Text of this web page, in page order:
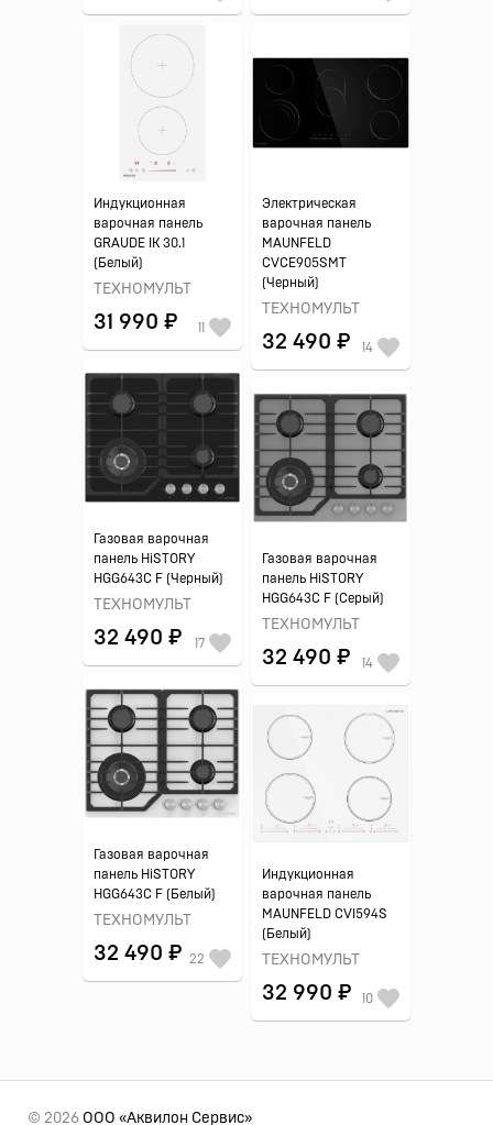
Индукционная
варочная панель
GRAUDE IK 30.1
(Белый)
ТЕХНОМУЛЬТ
31 990 ₽ 11
Электрическая
варочная панель
MAUNFELD
CVCE905SMT
(Черный)
ТЕХНОМУЛЬТ
32 490 ₽ 14
Газовая варочная
панель HiSTORY
HGG643C F (Черный)
ТЕХНОМУЛЬТ
32 490 ₽ 17
Газовая варочная
панель HiSTORY
HGG643C F (Серый)
ТЕХНОМУЛЬТ
32 490 ₽ 14
Газовая варочная
панель HiSTORY
HGG643C F (Белый)
ТЕХНОМУЛЬТ
32 490 ₽ 22
Индукционная
варочная панель
MAUNFELD CVI594S
(Белый)
ТЕХНОМУЛЬТ
32 990 ₽ 10
© 2026 ООО «Аквилон Сервис»